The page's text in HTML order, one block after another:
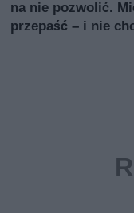
na nie pozwolić.
przepaść – i nie